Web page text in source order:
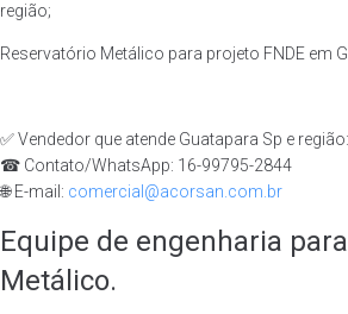
região;
Reservatório Metálico para projeto FNDE em
✅ Vendedor que atende Guatapara Sp e
☎ Contato/WhatsApp: 16-99795-2844
🌐 E-mail: comercial@acorsan.com.br
Equipe de engenharia
Metálico.